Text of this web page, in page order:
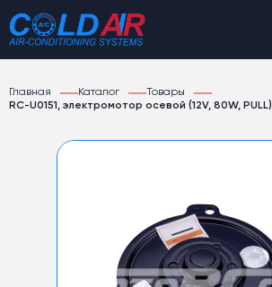
Главная Каталог
Товары
RC-U0151, электромотор осевой (12V, 80W, PULL)